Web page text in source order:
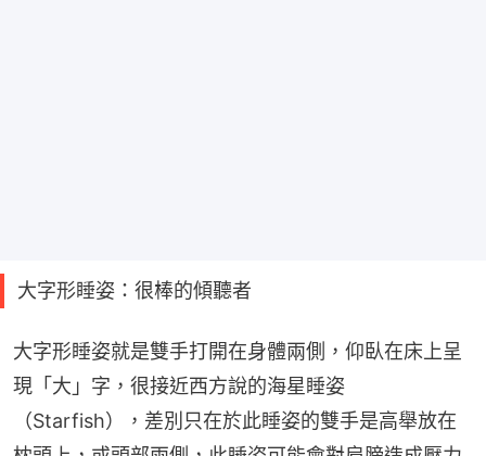
大字形睡姿：很棒的傾聽者
大字形睡姿就是雙手打開在身體兩側，仰臥在床上呈
現「大」字，很接近西方說的海星睡姿
（Starfish），差別只在於此睡姿的雙手是高舉放在